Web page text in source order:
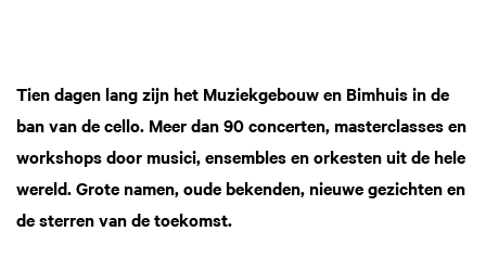
Tien dagen lang zijn het Muziekgebouw en Bimhuis in de
ban van de cello. Meer dan 90 concerten, masterclasses en
workshops door musici, ensembles en orkesten uit de hele
wereld. Grote namen, oude bekenden, nieuwe gezichten en
de sterren van de toekomst.